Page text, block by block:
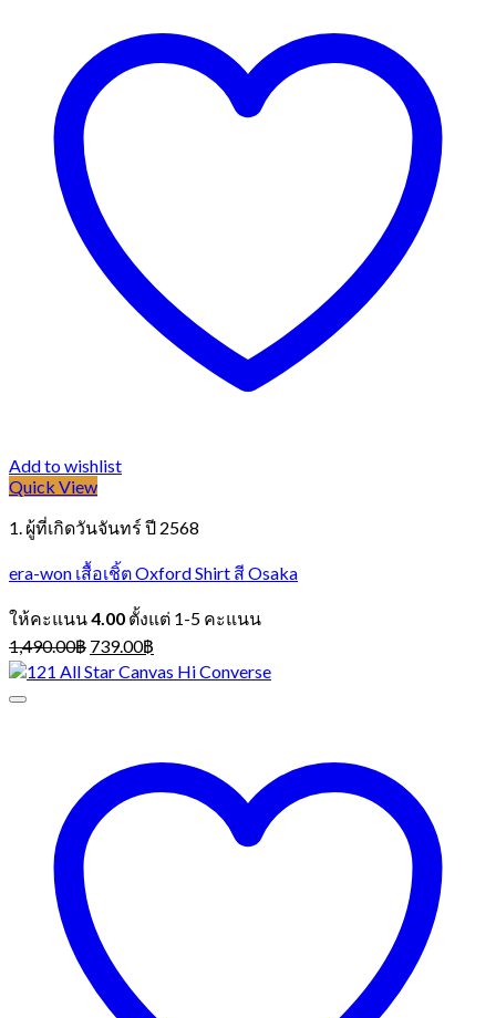
Add to wishlist
Quick View
1. ผู้ที่เกิดวันจันทร์ ปี 2568
era-won เสื้อเชิ้ต Oxford Shirt สี Osaka
ให้คะแนน4.00 ตั้งแต่ 1-5 คะแนน
1,490.00฿ Original
price
was:
739.00฿
price
is: